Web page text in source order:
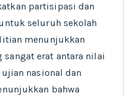
partisipasi dan
seluruh sekolah
menunjukkan
erat antara nilai
nasional dan
bahwa